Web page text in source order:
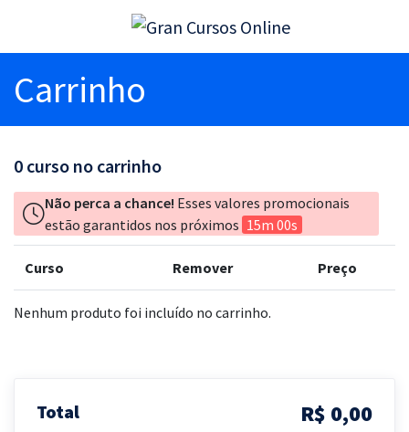
Carrinho
0 curso no carrinho
Não perca a chance! Esses valores promocionais
estão garantidos nos próximos 15m 00s
Curso Remover Preço
Nenhum produto foi incluído no carrinho.
Total R$ 0,00